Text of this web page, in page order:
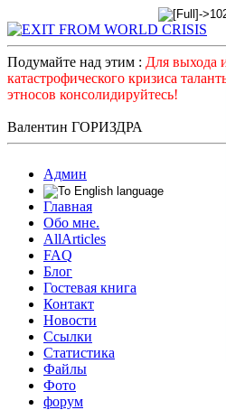
Подумайте над этим : Для выхода
катастрофического кризиса
этносов консолидируйтесь!
Валентин ГОРИЗДРА
Админ
Главная
Обо мне.
AllArticles
FAQ
Блог
Гостевая книга
Контакт
Новости
Ссылки
Статистика
Файлы
Фото
форум